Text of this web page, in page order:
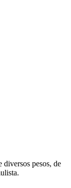
diversos pesos, de